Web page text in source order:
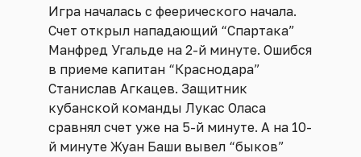
Игра началась с феерического начала.
Счет открыл нападающий “Спартака”
Манфред Угальде на 2-й минуте. Ошибся
в приеме капитан “Краснодара”
Станислав Агкацев. Защитник
кубанской команды Лукас Оласа
сравнял счет уже на 5-й минуте. А на 10-
й минуте Жуан Баши вывел “быков”